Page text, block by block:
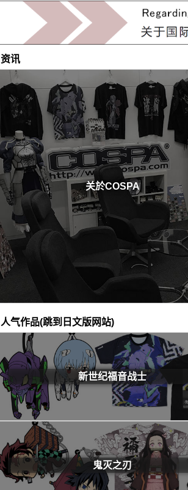
资讯
关於COSPA
人气作品(跳到日文版网站)
新世纪福音战士
鬼灭之刃